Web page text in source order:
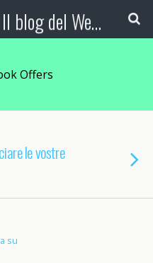
Booking Blog™ - Il blog del Web Marketing Turistico
Offers
le vostre
su